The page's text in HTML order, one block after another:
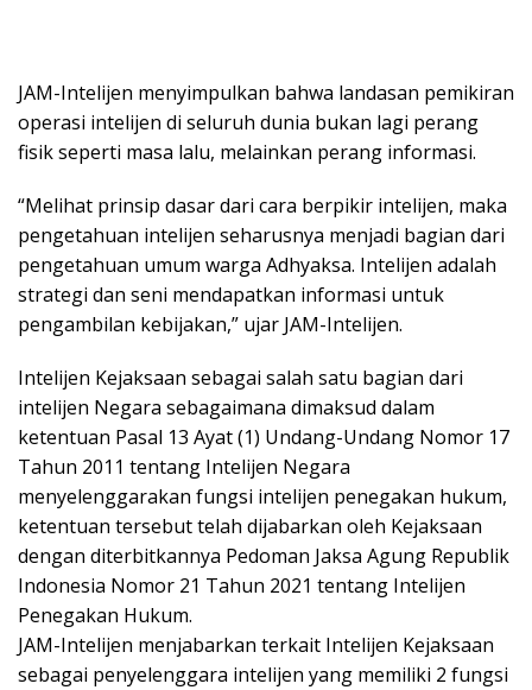
JAM-Intelijen menyimpulkan bahwa landasan pemikiran
operasi intelijen di seluruh dunia bukan lagi perang
fisik seperti masa lalu, melainkan perang informasi.
“Melihat prinsip dasar dari cara berpikir intelijen, maka
pengetahuan intelijen seharusnya menjadi bagian dari
pengetahuan umum warga Adhyaksa. Intelijen adalah
strategi dan seni mendapatkan informasi untuk
pengambilan kebijakan,” ujar JAM-Intelijen.
Intelijen Kejaksaan sebagai salah satu bagian dari
intelijen Negara sebagaimana dimaksud dalam
ketentuan Pasal 13 Ayat (1) Undang-Undang Nomor 17
Tahun 2011 tentang Intelijen Negara
menyelenggarakan fungsi intelijen penegakan hukum,
ketentuan tersebut telah dijabarkan oleh Kejaksaan
dengan diterbitkannya Pedoman Jaksa Agung Republik
Indonesia Nomor 21 Tahun 2021 tentang Intelijen
Penegakan Hukum.
JAM-Intelijen menjabarkan terkait Intelijen Kejaksaan
sebagai penyelenggara intelijen yang memiliki 2 fungsi